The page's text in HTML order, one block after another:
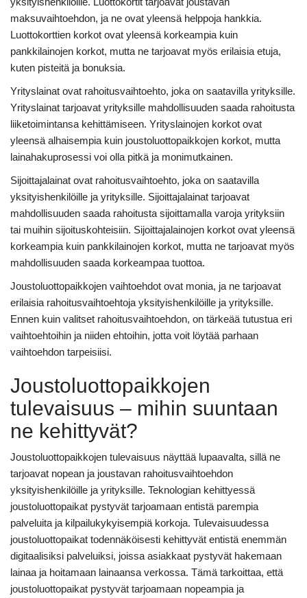
maksuvaihtoehdon, ja ne ovat yleensä helppoja hankkia.
Luottokorttien korkot ovat yleensä korkeampia kuin
pankkilainojen korkot, mutta ne tarjoavat myös erilaisia etuja,
kuten pisteitä ja bonuksia.
Yrityslainat ovat rahoitusvaihtoehto, joka on saatavilla yrityksille.
Yrityslainat tarjoavat yrityksille mahdollisuuden saada rahoitusta
liiketoimintansa kehittämiseen. Yrityslainojen korkot ovat
yleensä alhaisempia kuin joustoluottopaikkojen korkot, mutta
lainahakuprosessi voi olla pitkä ja monimutkainen.
Sijoittajalainat ovat rahoitusvaihtoehto, joka on saatavilla
yksityishenkilöille ja yrityksille. Sijoittajalainat tarjoavat
mahdollisuuden saada rahoitusta sijoittamalla varoja yrityksiin
tai muihin sijoituskohteisiin. Sijoittajalainojen korkot ovat yleensä
korkeampia kuin pankkilainojen korkot, mutta ne tarjoavat myös
mahdollisuuden saada korkeampaa tuottoa.
Joustoluottopaikkojen vaihtoehdot ovat monia, ja ne tarjoavat
erilaisia rahoitusvaihtoehtoja yksityishenkilöille ja yrityksille.
Ennen kuin valitset rahoitusvaihtoehdon, on tärkeää tutustua eri
vaihtoehtoihin ja niiden ehtoihin, jotta voit löytää parhaan
vaihtoehdon tarpeisiisi.
Joustoluottopaikkojen
tulevaisuus – mihin suuntaan
ne kehittyvät?
Joustoluottopaikkojen tulevaisuus näyttää lupaavalta, sillä ne
tarjoavat nopean ja joustavan rahoitusvaihtoehdon
yksityishenkilöille ja yrityksille. Teknologian kehittyessä
joustoluottopaikat pystyvät tarjoamaan entistä parempia
palveluita ja kilpailukykyisempiä korkoja. Tulevaisuudessa
joustoluottopaikat todennäköisesti kehittyvät entistä enemmän
digitaalisiksi palveluiksi, joissa asiakkaat pystyvät hakemaan
lainaa ja hoitamaan lainaansa verkossa. Tämä tarkoittaa, että
joustoluottopaikat pystyvät tarjoamaan nopeampia ja